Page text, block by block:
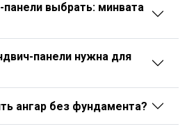
панели выбрать: минвата
панели нужна для
ангар без фундамента?